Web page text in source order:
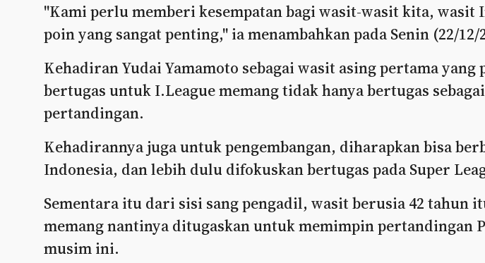
"Kami perlu memberi kesempatan bagi wasit-wasit kita, wasit
poin yang sangat penting," ia menambahkan pada Senin (22/12/
Kehadiran Yudai Yamamoto sebagai wasit asing pertama yang
bertugas untuk I.League memang tidak hanya bertugas
pertandingan.
Kehadirannya juga untuk pengembangan, diharapkan bisa
Indonesia, dan lebih dulu difokuskan bertugas pada Super
Sementara itu dari sisi sang pengadil, wasit berusia 42 tahun
memang nantinya ditugaskan untuk memimpin pertandingan
musim ini.